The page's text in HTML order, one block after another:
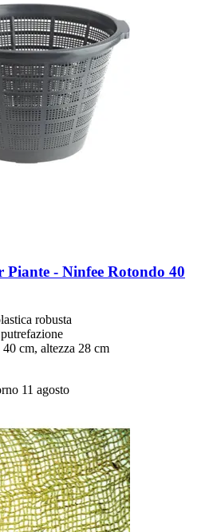
Piante -​ Ninfee Rotondo 40
robusta
cm, altezza 28 cm
11 agosto